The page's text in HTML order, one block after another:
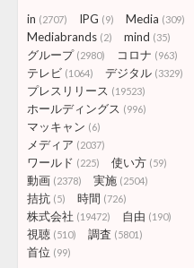
in (2707) IPG (9) Media (309)
Mediabrands (2) mind (35)
グループ (2980) コロナ (963)
テレビ (1064) デジタル (3329)
プレスリリース (19523)
ホールディングス (996)
マッキャン (6)
メディア (2037)
ワールド (225) 使い方 (59)
動画 (2378) 実施 (2504)
拮抗 (5) 時間 (726)
株式会社 (19472) 自由 (190)
視聴 (510) 調査 (5801)
首位 (99)